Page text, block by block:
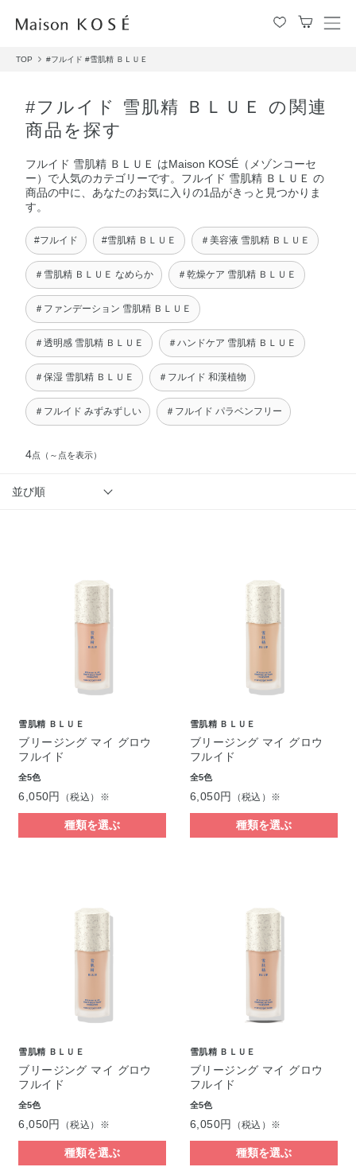
メ
TOP #フルイド #雪肌精 ＢＬＵＥ
#フルイド 雪肌精 ＢＬＵＥ の関連
商品を探す
フルイド 雪肌精 ＢＬＵＥ はMaison KOSÉ（メゾンコーセ
ー）で人気のカテゴリーです。フルイド 雪肌精 ＢＬＵＥ の
商品の中に、あなたのお気に入りの1品がきっと見つかりま
す。
#フルイド #雪肌精 ＢＬＵＥ ＃美容液 雪肌精 ＢＬＵＥ
＃雪肌精 ＢＬＵＥ なめらか ＃乾燥ケア 雪肌精 ＢＬＵＥ
＃ファンデーション 雪肌精 ＢＬＵＥ
＃透明感 雪肌精 ＢＬＵＥ ＃ハンドケア 雪肌精 ＢＬＵＥ
＃保湿 雪肌精 ＢＬＵＥ ＃フルイド 和漢植物
＃フルイド みずみずしい ＃フルイド パラベンフリー
4点 （～点を表示）
並び順
雪肌精 ＢＬＵＥ
ブリージング マイ グロウ
フルイド
全5色
6,050円 （税込）※
種類を選ぶ
雪肌精 ＢＬＵＥ
ブリージング マイ グロウ
フルイド
全5色
6,050円 （税込）※
種類を選ぶ
雪肌精 ＢＬＵＥ
ブリージング マイ グロウ
フルイド
全5色
6,050円 （税込）※
種類を選ぶ
雪肌精 ＢＬＵＥ
ブリージング マイ グロウ
フルイド
全5色
6,050円 （税込）※
種類を選ぶ